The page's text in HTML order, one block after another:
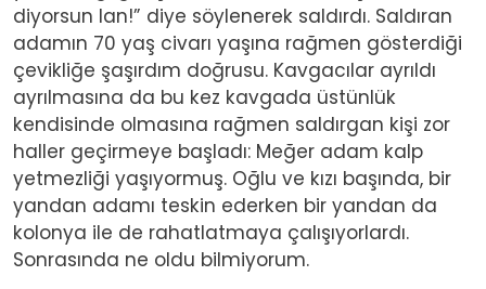
diyorsun lan!” diye söylenerek saldırdı. Saldıran
adamın 70 yaş civarı yaşına rağmen gösterdiği
çevikliğe şaşırdım doğrusu. Kavgacılar ayrıldı
ayrılmasına da bu kez kavgada üstünlük
kendisinde olmasına rağmen saldırgan kişi zor
haller geçirmeye başladı: Meğer adam kalp
yetmezliği yaşıyormuş. Oğlu ve kızı başında, bir
yandan adamı teskin ederken bir yandan da
kolonya ile de rahatlatmaya çalışıyorlardı.
Sonrasında ne oldu bilmiyorum.